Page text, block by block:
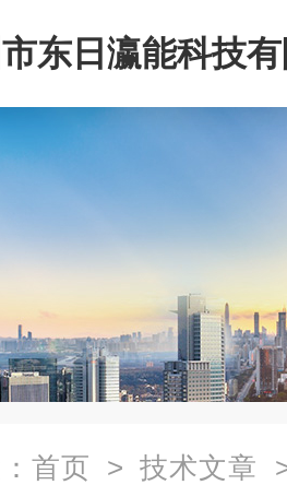
东日瀛能科技
首页 > 技术文章